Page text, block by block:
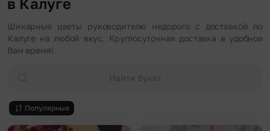
Шикарные цветы руководителю недорого с доставкой по
Калуге на любой вкус. Круглосуточная доставка в удобное
Вам время!
Найти букет
Популярные